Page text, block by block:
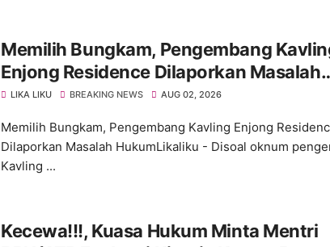
Memilih Bungkam, Pengembang
Enjong Residence Dilaporkan Masalah
Hukum
LIKA LIKU BREAKING NEWS AUG 02, 2026
Memilih Bungkam, Pengembang Kavling Enjong
Dilaporkan Masalah HukumLikaliku - Disoal oknum
Kavling ...
Kecewa!!!, Kuasa Hukum Minta Mentri